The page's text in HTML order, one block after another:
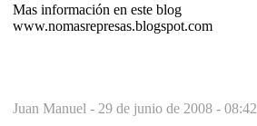
Mas información en este blog
www.nomasrepresas.blogspot.com
Juan Manuel - 29 de junio de 2008 - 08:42